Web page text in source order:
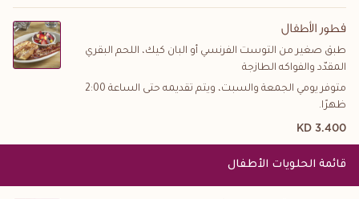
فطور الأطفال
طبق صغير من التوست الفرنسي أو البان كيك، اللحم البقري
المقدّد والفواكه الطازجة
متوفر يومي الجمعة والسبت، ويتم تقديمه حتى الساعة 2:00
ظهرًا.
3.400 KD
قائمة الحلويات الأطفال